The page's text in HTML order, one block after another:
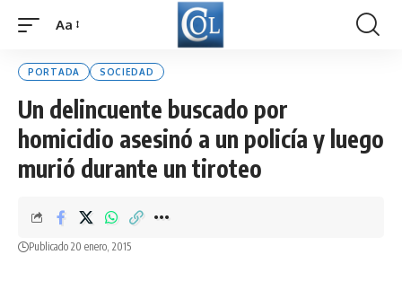
Font
Aa
PORTADA SOCIEDAD
Un delincuente buscado por
homicidio asesinó a un policía y luego
murió durante un tiroteo
Publicado 20 enero, 2015